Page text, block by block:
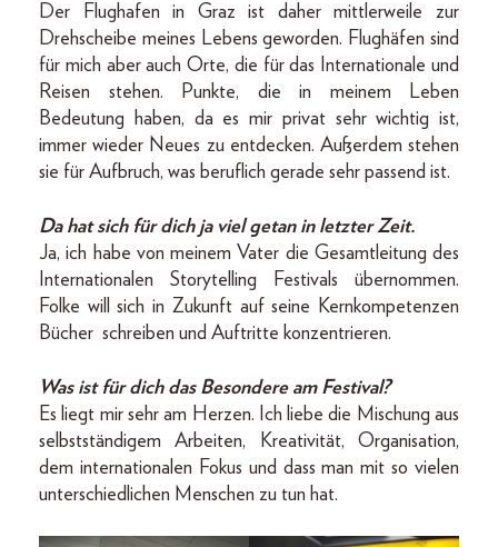
Der Flughafen in Graz ist daher mittlerweile zur
Drehscheibe meines Lebens geworden. Flughäfen sind
für mich aber auch Orte, die für das Internationale und
Reisen stehen. Punkte, die in meinem Leben
Bedeutung haben, da es mir privat sehr wichtig ist,
immer wieder Neues zu entdecken. Außerdem stehen
sie für Aufbruch, was beruflich gerade sehr passend ist.
Da hat sich für dich ja viel getan in letzter Zeit.
Ja, ich habe von meinem Vater die Gesamtleitung des
Internationalen Storytelling Festivals übernommen.
Folke will sich in Zukunft auf seine Kernkompetenzen
Bücher schreiben und Auftritte konzentrieren.
Was ist für dich das Besondere am Festival?
Es liegt mir sehr am Herzen. Ich liebe die Mischung aus
selbstständigem Arbeiten, Kreativität, Organisation,
dem internationalen Fokus und dass man mit so vielen
unterschiedlichen Menschen zu tun hat.